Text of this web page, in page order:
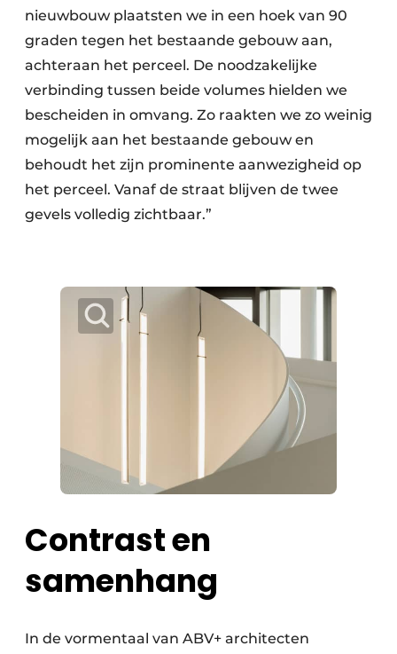
nieuwbouw plaatsten we in een hoek van 90
graden tegen het bestaande gebouw aan,
achteraan het perceel. De noodzakelijke
verbinding tussen beide volumes hielden we
bescheiden in omvang. Zo raakten we zo weinig
mogelijk aan het bestaande gebouw en
behoudt het zijn prominente aanwezigheid op
het perceel. Vanaf de straat blijven de twee
gevels volledig zichtbaar.”
Contrast en
samenhang
In de vormentaal van ABV+ architecten